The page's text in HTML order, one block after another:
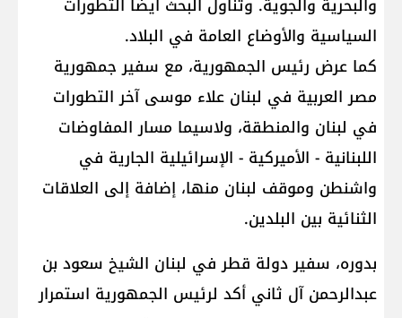
السياسية والأوضاع العامة في البلاد.
كما عرض رئيس الجمهورية، مع سفير جمهورية
مصر العربية في لبنان علاء موسى آخر التطورات
في لبنان والمنطقة، ولاسيما مسار المفاوضات
اللبنانية - الأميركية - الإسرائيلية الجارية في
واشنطن وموقف لبنان منها، إضافة إلى العلاقات
الثنائية بين البلدين.
بدوره، سفير دولة قطر في لبنان الشيخ سعود بن
عبدالرحمن آل ثاني أكد لرئيس الجمهورية استمرار